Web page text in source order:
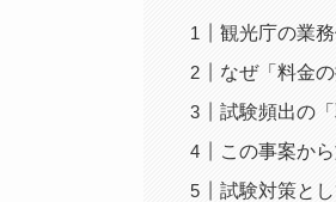
観光庁の業
なぜ「料金
試験頻出の
この事案か
試験対策と